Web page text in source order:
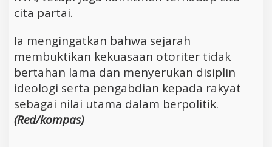
cita partai.
Ia mengingatkan bahwa sejarah
membuktikan kekuasaan otoriter tidak
bertahan lama dan menyerukan disiplin
ideologi serta pengabdian kepada rakyat
sebagai nilai utama dalam berpolitik.
(Red/kompas)